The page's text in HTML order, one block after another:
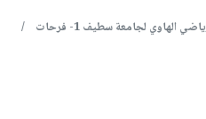
انعقاد الجمعية العامة التأسيسية للنادي الرياضي الهاوي لجامعة سطيف 1- فرحات